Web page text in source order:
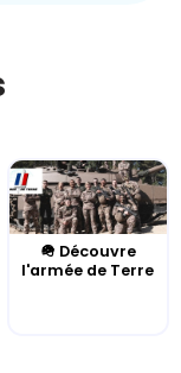
🪖 Découvre
l'armée de Terre